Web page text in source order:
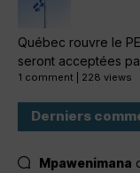
Québec rouvre le
seront acceptées
1 comment 228 views
Derniers
Mpawenimana